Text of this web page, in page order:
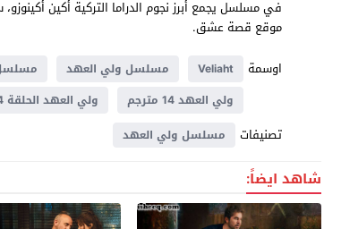
موقع قصة عشق.
اوسمة
Veliaht مسلسل ولي العهد مسلسل
ولي العهد 14 مترجم
ولي العهد الحلقة 14
تصنيفات مسلسل ولي العهد
شاهد ايضاً: